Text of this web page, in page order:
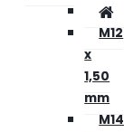
M12
x
1,50
mm
M14